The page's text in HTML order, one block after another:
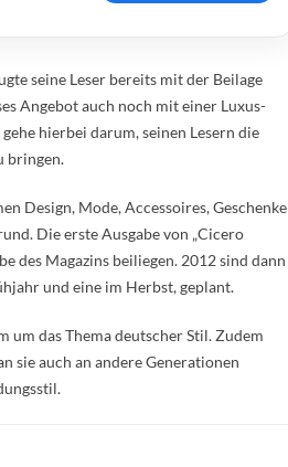
seine Leser bereits mit der Beilage
Angebot auch noch mit einer Luxus-
gehe hierbei darum, seinen Lesern die
bringen.
Design, Mode, Accessoires, Geschenke
Die erste Ausgabe von „Cicero
des Magazins beiliegen. 2012 sind dann
und eine im Herbst, geplant.
um das Thema deutscher Stil. Zudem
sie auch an andere Generationen